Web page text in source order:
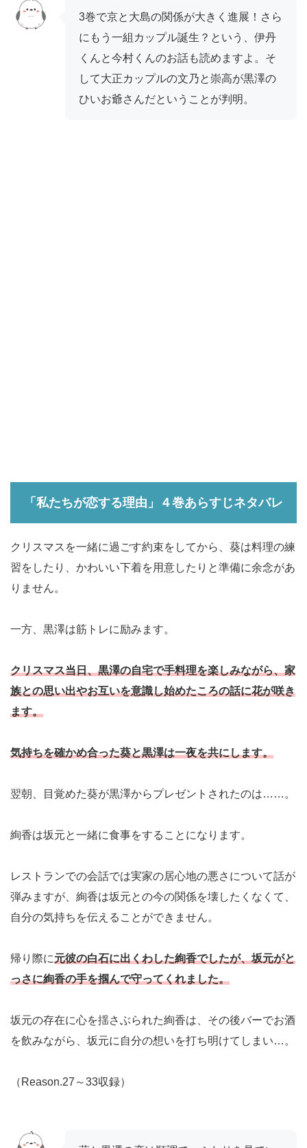
3巻で京と大島の関係が大きく進展！さら
にもう一組カップル誕生？という、伊丹
くんと今村くんのお話も読めますよ。そ
して大正カップルの文乃と崇高が黒澤の
ひいお爺さんだということが判明。
「私たちが恋する理由」４巻あらすじネタバレ
クリスマスを一緒に過ごす約束をしてから、葵は料理の練
習をしたり、かわいい下着を用意したりと準備に余念があ
りません。
一方、黒澤は筋トレに励みます。
クリスマス当日、黒澤の自宅で手料理を楽しみながら、家
族との思い出やお互いを意識し始めたころの話に花が咲き
ます。
気持ちを確かめ合った葵と黒澤は一夜を共にします。
翌朝、目覚めた葵が黒澤からプレゼントされたのは……。
絢香は坂元と一緒に食事をすることになります。
レストランでの会話では実家の居心地の悪さについて話が
弾みますが、絢香は坂元との今の関係を壊したくなくて、
自分の気持ちを伝えることができません。
帰り際に元彼の白石に出くわした絢香でしたが、坂元がと
っさに絢香の手を掴んで守ってくれました。
坂元の存在に心を揺さぶられた絢香は、その後バーでお酒
を飲みながら、坂元に自分の想いを打ち明けてしまい…。
（Reason.27～33収録）